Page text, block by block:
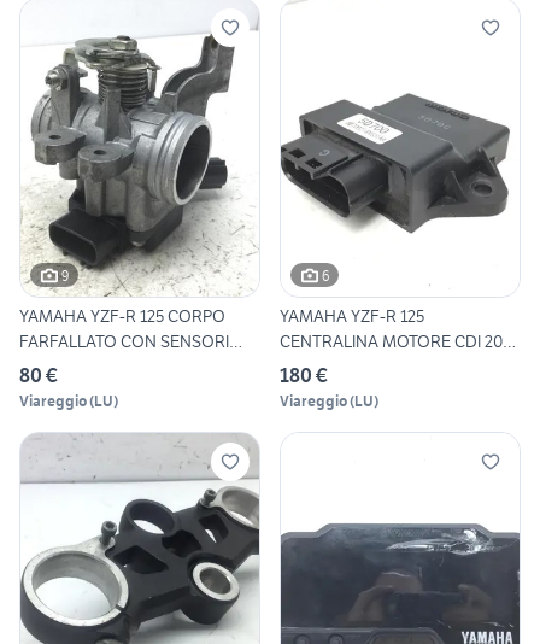
9
YAMAHA YZF-R 125 CORPO
FARFALLATO CON SENSORI
2008
80 €
Viareggio(LU)
6
YAMAHA YZF-R 125
CENTRALINA MOTORE CDI 2008
2011 R
180 €
Viareggio(LU)